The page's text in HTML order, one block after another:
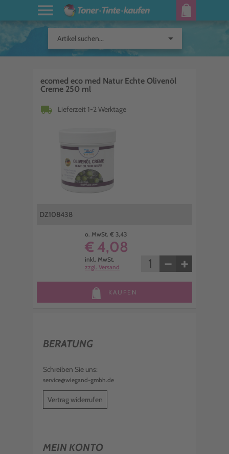
Artikel suchen... arrow_drop_down
ecomed eco med Natur Echte Olivenöl
Creme 250 ml
local_shipping Lieferzeit 1-2 Werktage
DZ108438
o. MwSt. € 3,43
€ 4,08
inkl. MwSt.
zzgl. Versand
− +
KAUFEN
BERATUNG
Schreiben Sie uns:
service@wiegand-gmbh.de
Vertrag widerrufen
MEIN KONTO